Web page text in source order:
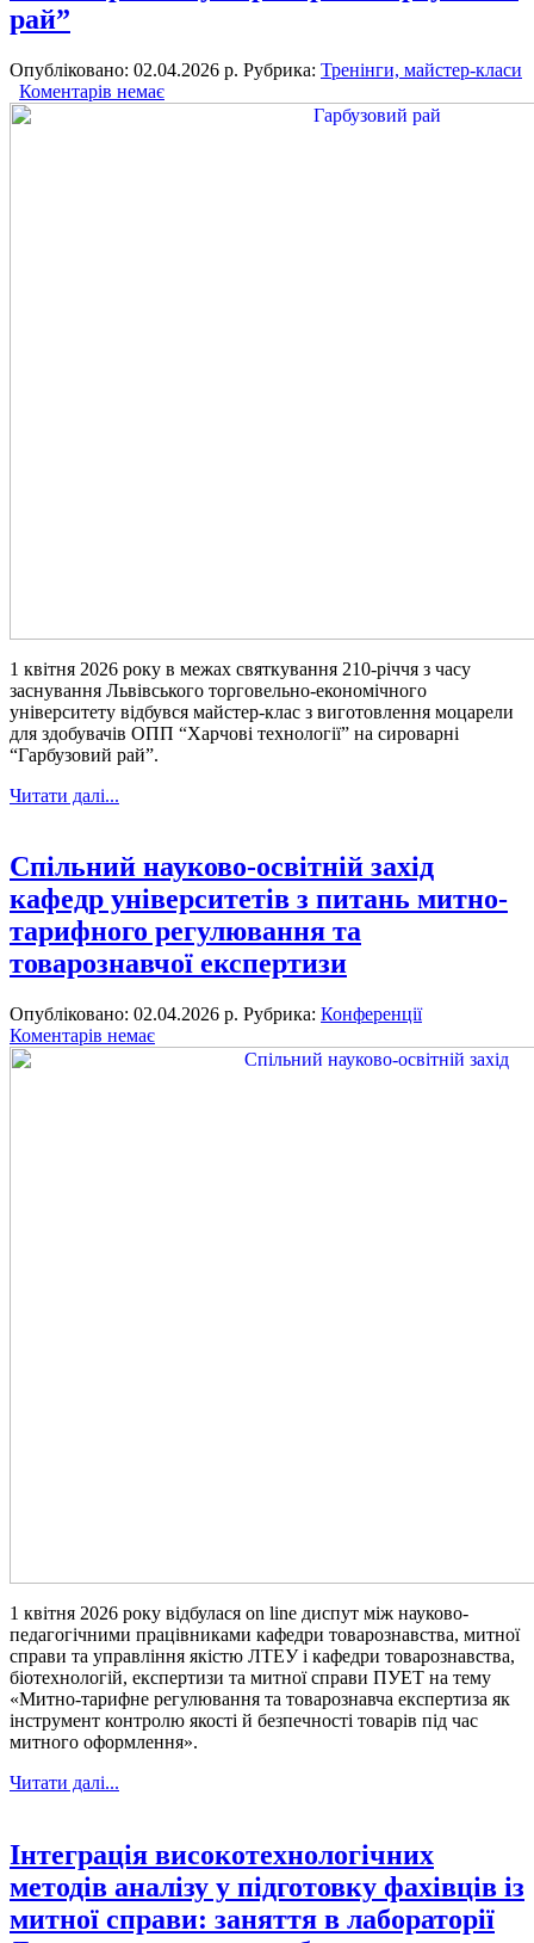
рай”
Опубліковано: 02.04.2026 р. Рубрика: Тренінги, майстер-класи
Коментарів немає
1 квітня 2026 року в межах святкування 210-річчя з часу
заснування Львівського торговельно-економічного
університету відбувся майстер-клас з виготовлення моцарели
для здобувачів ОПП “Харчові технології” на сироварні
“Гарбузовий рай”.
Читати далі...
Спільний науково-освітній захід
кафедр університетів з питань митно-
тарифного регулювання та
товарознавчої експертизи
Опубліковано: 02.04.2026 р. Рубрика: Конференції
Коментарів немає
1 квітня 2026 року відбулася on line диспут між науково-
педагогічними працівниками кафедри товарознавства, митної
справи та управління якістю ЛТЕУ і кафедри товарознавства,
біотехнологій, експертизи та митної справи ПУЕТ на тему
«Митно-тарифне регулювання та товарознавча експертиза як
інструмент контролю якості й безпечності товарів під час
митного оформлення».
Читати далі...
Інтеграція високотехнологічних
методів аналізу у підготовку фахівців із
митної справи: заняття в лабораторії